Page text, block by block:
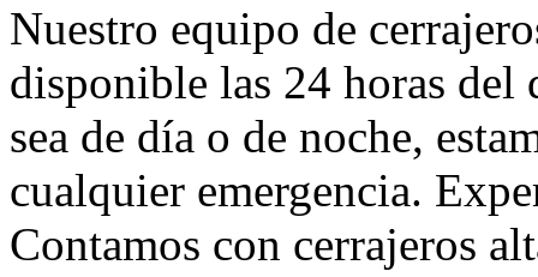
Nuestro equipo de
disponible las 24 horas del
sea de día o de noche,
cualquier emergencia.
Contamos con cerrajeros